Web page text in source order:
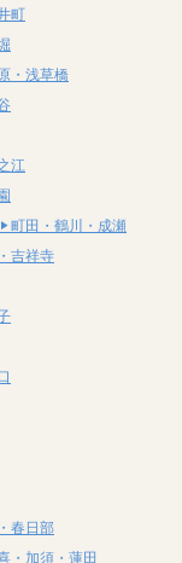
町
・浅草橋
江
町田・鶴川・成瀬
吉祥寺
春日部
・加須・蓮田